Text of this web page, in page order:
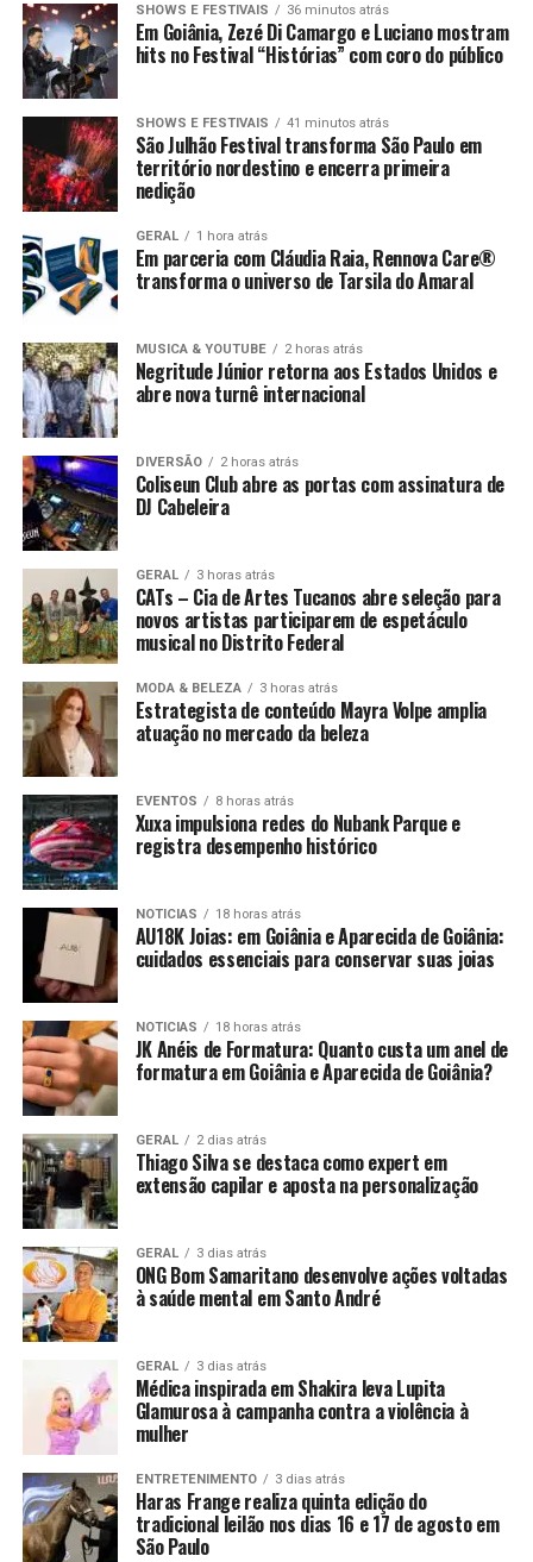
SHOWS E FESTIVAIS 36 minutos atrás
Em Goiânia, Zezé Di Camargo e Luciano mostram
hits no Festival “Histórias” com coro do público
SHOWS E FESTIVAIS 41 minutos atrás
São Julhão Festival transforma São Paulo em
território nordestino e encerra primeira
nedição
GERAL 1 hora atrás
Em parceria com Cláudia Raia, Rennova Care®
transforma o universo de Tarsila do Amaral
MUSICA & YOUTUBE 2 horas atrás
Negritude Júnior retorna aos Estados Unidos e
abre nova turnê internacional
DIVERSÃO 2 horas atrás
Coliseun Club abre as portas com assinatura de
DJ Cabeleira
GERAL 3 horas atrás
CATs – Cia de Artes Tucanos abre seleção para
novos artistas participarem de espetáculo
musical no Distrito Federal
MODA & BELEZA 3 horas atrás
Estrategista de conteúdo Mayra Volpe amplia
atuação no mercado da beleza
EVENTOS 8 horas atrás
Xuxa impulsiona redes do Nubank Parque e
registra desempenho histórico
NOTICIAS 18 horas atrás
AU18K Joias: em Goiânia e Aparecida de Goiânia:
cuidados essenciais para conservar suas joias
NOTICIAS 18 horas atrás
JK Anéis de Formatura: Quanto custa um anel de
formatura em Goiânia e Aparecida de Goiânia?
GERAL 2 dias atrás
Thiago Silva se destaca como expert em
extensão capilar e aposta na personalização
GERAL 3 dias atrás
ONG Bom Samaritano desenvolve ações voltadas
à saúde mental em Santo André
GERAL 3 dias atrás
Médica inspirada em Shakira leva Lupita
Glamurosa à campanha contra a violência à
mulher
ENTRETENIMENTO 3 dias atrás
Haras Frange realiza quinta edição do
tradicional leilão nos dias 16 e 17 de agosto em
São Paulo